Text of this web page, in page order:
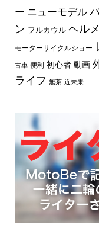
ー ニューモデル
ン フルカウル ヘル
モーターサイクルショー
古車 便利 初心者 動画
ライフ 無茶 近未来